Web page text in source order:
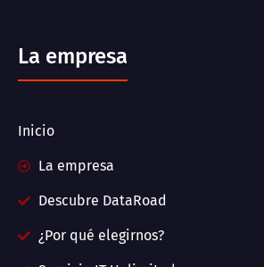
La empresa
Inicio
La empresa
Descubre DataRoad
¿Por qué elegirnos?